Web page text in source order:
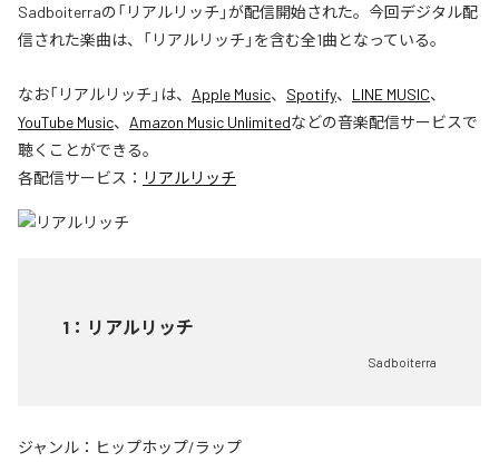
Sadboiterraの「リアルリッチ」が配信開始された。今回デジタル配
信された楽曲は、「リアルリッチ」を含む全1曲となっている。
なお「リアルリッチ 」は、 Apple Music、 Spotify、 LINE MUSIC、
YouTube Music、 Amazon Music Unlimitedなどの音楽配信サービスで
聴くことができる。
各配信サービス： リアルリッチ
1 ： リアルリッチ
Sadboiterra
ジャンル： ヒップホップ/ラップ